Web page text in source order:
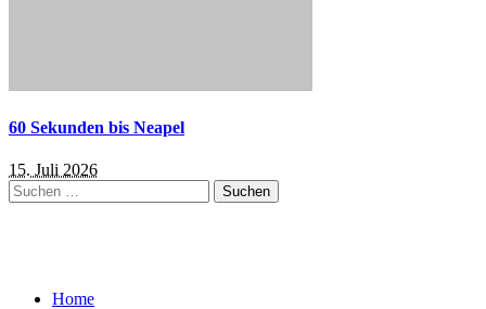
60 Sekunden bis Neapel
15. Juli 2026
Suchen
nach:
Home